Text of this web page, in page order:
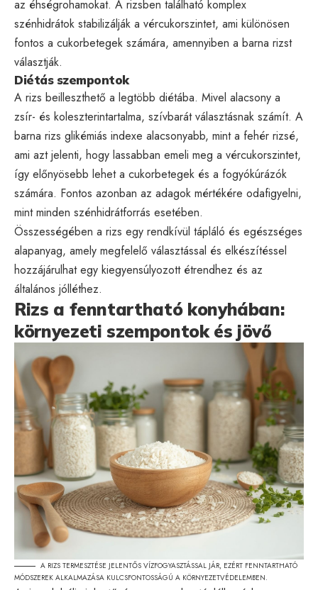
az éhségrohamokat. A rizsben található komplex
szénhidrátok stabilizálják a vércukorszintet, ami különösen
fontos a cukorbetegek számára, amennyiben a barna rizst
választják.
Diétás szempontok
A rizs beilleszthető a legtöbb diétába. Mivel alacsony a
zsír- és koleszterintartalma, szívbarát választásnak számít. A
barna rizs glikémiás indexe alacsonyabb, mint a fehér rizsé,
ami azt jelenti, hogy lassabban emeli meg a vércukorszintet,
így előnyösebb lehet a cukorbetegek és a fogyókúrázók
számára. Fontos azonban az adagok mértékére odafigyelni,
mint minden szénhidrátforrás esetében.
Összességében a rizs egy rendkívül tápláló és egészséges
alapanyag, amely megfelelő választással és elkészítéssel
hozzájárulhat egy kiegyensúlyozott étrendhez és az
általános jólléthez.
Rizs a fenntartható konyhában:
környezeti szempontok és jövő
A RIZS TERMESZTÉSE JELENTŐS VÍZFOGYASZTÁSSAL JÁR, EZÉRT FENNTARTHATÓ
MÓDSZEREK ALKALMAZÁSA KULCSFONTOSSÁGÚ A KÖRNYEZETVÉDELEMBEN.